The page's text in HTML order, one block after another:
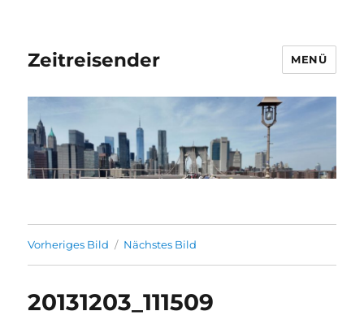
Zeitreisender MENÜ
Vorheriges Bild Nächstes Bild
20131203_111509